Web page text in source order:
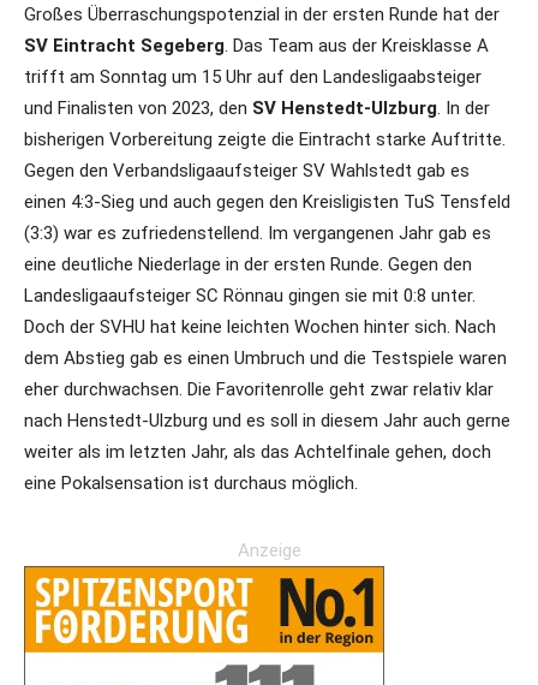
Großes Überraschungspotenzial in der ersten Runde hat der
SV Eintracht Segeberg. Das Team aus der Kreisklasse A
trifft am Sonntag um 15 Uhr auf den Landesligaabsteiger
und Finalisten von 2023, den SV Henstedt-Ulzburg. In der
bisherigen Vorbereitung zeigte die Eintracht starke Auftritte.
Gegen den Verbandsligaaufsteiger SV Wahlstedt gab es
einen 4:3-Sieg und auch gegen den Kreisligisten TuS Tensfeld
(3:3) war es zufriedenstellend. Im vergangenen Jahr gab es
eine deutliche Niederlage in der ersten Runde. Gegen den
Landesligaaufsteiger SC Rönnau gingen sie mit 0:8 unter.
Doch der SVHU hat keine leichten Wochen hinter sich. Nach
dem Abstieg gab es einen Umbruch und die Testspiele waren
eher durchwachsen. Die Favoritenrolle geht zwar relativ klar
nach Henstedt-Ulzburg und es soll in diesem Jahr auch gerne
weiter als im letzten Jahr, als das Achtelfinale gehen, doch
eine Pokalsensation ist durchaus möglich.
Anzeige